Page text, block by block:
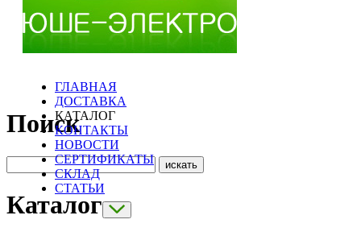
ГЛАВНАЯ
ДОСТАВКА
КАТАЛОГ
КОНТАКТЫ
НОВОСТИ
СЕРТИФИКАТЫ
СКЛАД
СТАТЬИ
Поиск
Каталог